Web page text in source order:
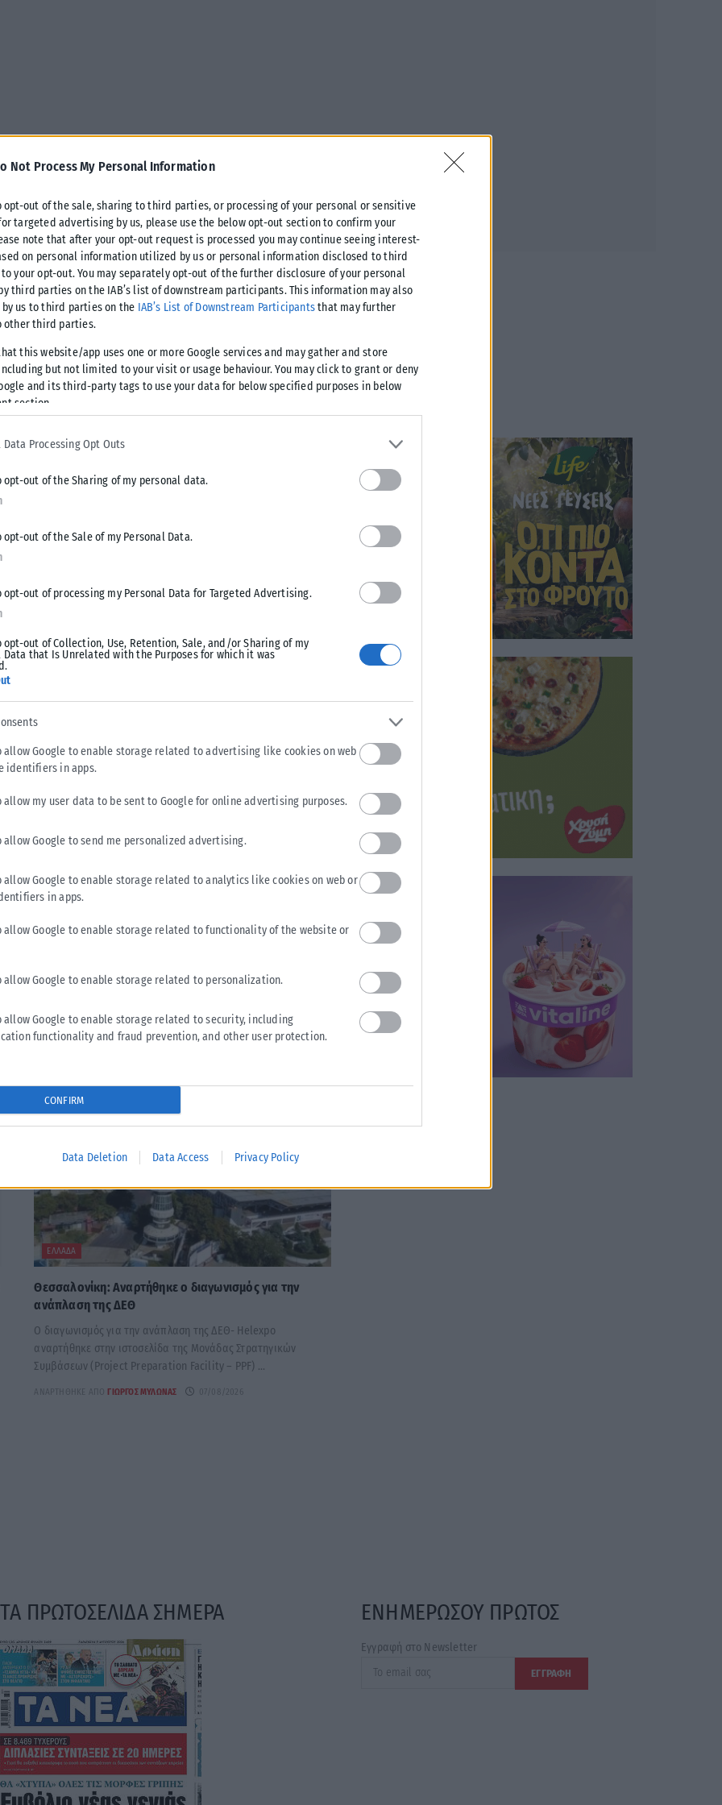
Not Process My Personal Information
opt-out of the sale, sharing to third parties, or processing of your personal or sensitive
targeted advertising by us, please use the below opt-out section to confirm your
note that after your opt-out request is processed you may continue seeing interest-
on personal information utilized by us or personal information disclosed to third
your opt-out. You may separately opt-out of the further disclosure of your personal
third parties on the IAB’s list of downstream participants. This information may also
by us to third parties on the IAB’s List of Downstream Participantsthat may further
other third parties.
this website/app uses one or more Google services and may gather and store
but not limited to your visit or usage behaviour. You may click to grant or deny
and its third-party tags to use your data for below specified purposes in below
section.
Data Processing Opt Outs
opt-out of the Sharing of my personal data.
opt-out of the Sale of my Personal Data.
opt-out of processing my Personal Data for Targeted Advertising.
opt-out of Collection, Use, Retention, Sale, and/or Sharing of my
Data that Is Unrelated with the Purposes for which it was
allow Google to enable storage related to advertising like cookies on web
identifiers in apps.
allow my user data to be sent to Google for online advertising purposes.
allow Google to send me personalized advertising.
allow Google to enable storage related to analytics like cookies on web or
in apps.
allow Google to enable storage related to functionality of the website or
allow Google to enable storage related to personalization.
allow Google to enable storage related to security, including
functionality and fraud prevention, and other user protection.
CONFIRM
Data Deletion Data Access Privacy Policy
του Ευρωπαϊκού Συμβουλίου, Αντόνιο Κόστα,
Μακεδονίας δεν μπορεί να προχωρήσει χωρίς την
με την Ευρωπαϊκή Ένωση.
προχωρά η ένταξη στην ΕΕ
ότι η αναθεώρηση του Συντάγματος ώστε να
προϋπόθεση για την επίσημη έναρξη των
το 2022», ανέφερε χαρακτηριστικά,
της συμφωνίας αποτελεί τον μοναδικό δρόμο για να
Μακεδονίας.
σε αναμονή, καθώς η σημερινή κυβέρνηση δεν έχει
που προβλέπονται από το ευρωπαϊκό πλαίσιο συμφωνίας.
κοινότητας, θέμα που εξακολουθεί να προκαλεί
τις δεσμεύσεις του 2022
ότι η πολιτική διεύρυνσης της Ευρωπαϊκής Ένωσης
εξαρτάται αποκλειστικά από την εφαρμογή των
παραδείγματα ανέφερε το Μαυροβούνιο και την
ενταξιακών διαδικασιών.
ΕΕ – Δυτικών Βαλκανίων στο Μαυροβούνιο, όπου η
συζητήσεων, με τις Βρυξέλλες να επιδιώκουν να
αλλά χωρίς εκπτώσεις στους όρους που έχουν τεθεί.
ΕΛΛΆΔΑ
Θεσσαλονίκη: Αναρτήθηκε o διαγωνισμός για την
ανάπλαση της ΔΕΘ
Ο διαγωνισμός για την ανάπλαση της ΔΕΘ- Helexpo
αναρτήθηκε στην ιστοσελίδα της Μονάδας Στρατηγικών
Συμβάσεων (Project Preparation Facility – PPF) ...
ΑΝΑΡΤΉΘΗΚΕ ΑΠΌ ΓΙΏΡΓΟΣ ΜΥΛΩΝΆΣ 07/08/2026
ΤΑ ΠΡΩΤΟΣΕΛΙΔΑ ΣΗΜΕΡΑ ΕΝΗΜΕΡΩΣΟΥ ΠΡΩΤΟΣ
Εγγραφή στο Newsletter